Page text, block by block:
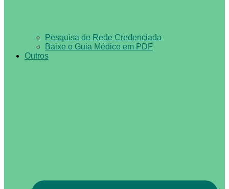
Pesquisa de Rede Credenciada
Baixe o Guia Médico em PDF
Outros